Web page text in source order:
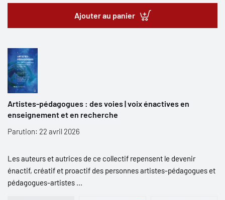
Ajouter au panier
Artistes-pédagogues : des voies | voix énactives en
enseignement et en recherche
Parution: 22 avril 2026
Les auteurs et autrices de ce collectif repensent le devenir
énactif, créatif et proactif des personnes artistes-pédagogues et
pédagogues-artistes ...